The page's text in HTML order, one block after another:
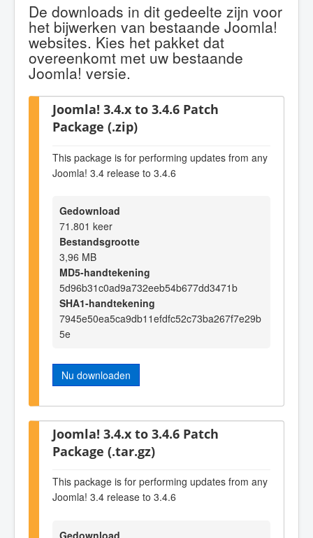
De downloads in dit gedeelte zijn voor
het bijwerken van bestaande Joomla!
websites. Kies het pakket dat
overeenkomt met uw bestaande
Joomla! versie.
Joomla! 3.4.x to 3.4.6 Patch
Package (.zip)
This package is for performing updates from any
Joomla! 3.4 release to 3.4.6
Gedownload
71.801 keer
Bestandsgrootte
3,96 MB
MD5-handtekening
5d96b31c0ad9a732eeb54b677dd3471b
SHA1-handtekening
7945e50ea5ca9db11efdfc52c73ba267f7e29b
5e
Nu downloaden
Joomla! 3.4.x to 3.4.6 Patch
Package (.tar.gz)
This package is for performing updates from any
Joomla! 3.4 release to 3.4.6
Gedownload